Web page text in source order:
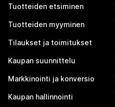
Tuotteiden etsiminen
Tuotteiden myyminen
Tilaukset ja toimitukset
Kaupan suunnittelu
Markkinointi ja konversio
Kaupan hallinnointi